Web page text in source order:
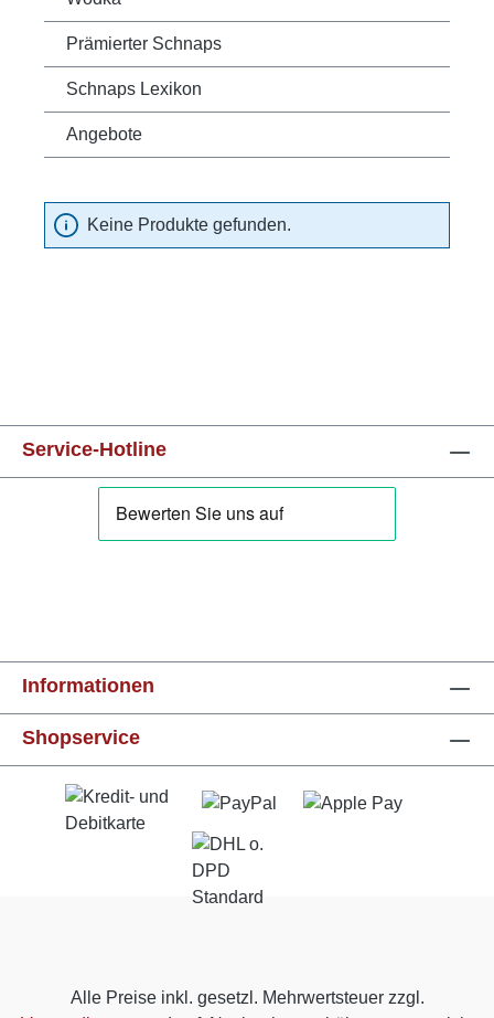
Prämierter Schnaps
Schnaps Lexikon
Angebote
Keine Produkte gefunden.
Service-Hotline
Informationen
Shopservice
Alle Preise inkl. gesetzl. Mehrwertsteuer zzgl.